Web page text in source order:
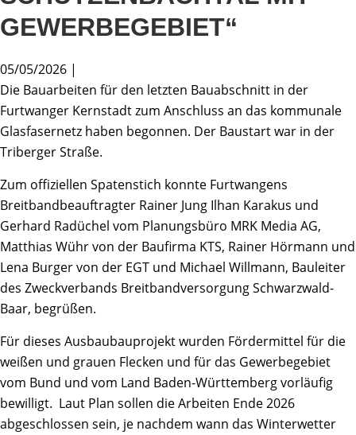
GEWERBEGEBIET“
05/05/2026 |
Die Bauarbeiten für den letzten Bauabschnitt in der
Furtwanger Kernstadt zum Anschluss an das kommunale
Glasfasernetz haben begonnen. Der Baustart war in der
Triberger Straße.
Zum offiziellen Spatenstich konnte Furtwangens
Breitbandbeauftragter Rainer Jung Ilhan Karakus und
Gerhard Radüchel vom Planungsbüro MRK Media AG,
Matthias Wühr von der Baufirma KTS, Rainer Hörmann und
Lena Burger von der EGT und Michael Willmann, Bauleiter
des Zweckverbands Breitbandversorgung Schwarzwald-
Baar, begrüßen.
Für dieses Ausbaubauprojekt wurden Fördermittel für die
weißen und grauen Flecken und für das Gewerbegebiet
vom Bund und vom Land Baden-Württemberg vorläufig
bewilligt. Laut Plan sollen die Arbeiten Ende 2026
abgeschlossen sein, je nachdem wann das Winterwetter